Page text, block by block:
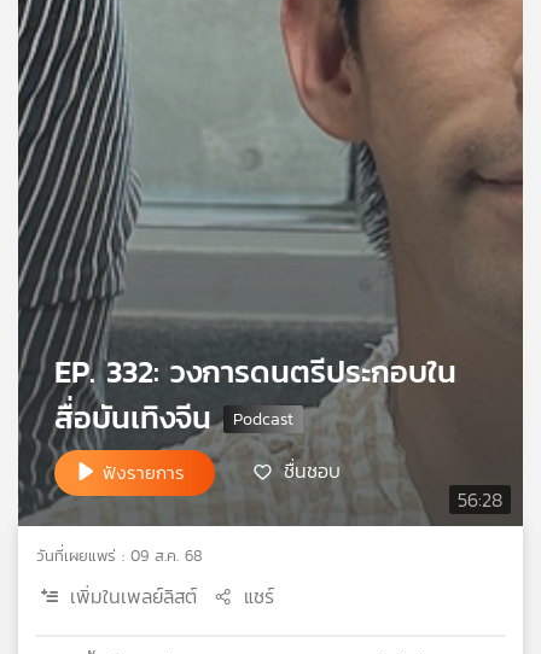
แผนที่
วิทยุ
เครือ
ข่าย
56:28
EP. 332: วงการดนตรีประกอบใน
สื่อบันเทิงจีน
ฟังรายการ ชื่นชอบ
วันที่เผยแพร่ : 09 ส.ค. 68
เพิ่มในเพลย์ลิสต์ แชร์